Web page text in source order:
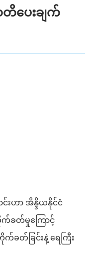
ပေးချက်
းဟာ အိန္ဒိယနိုင်ငံ
က်ခတ်မှုကြောင့်
က်ခတ်ခြင်းနဲ့ ရေကြီး